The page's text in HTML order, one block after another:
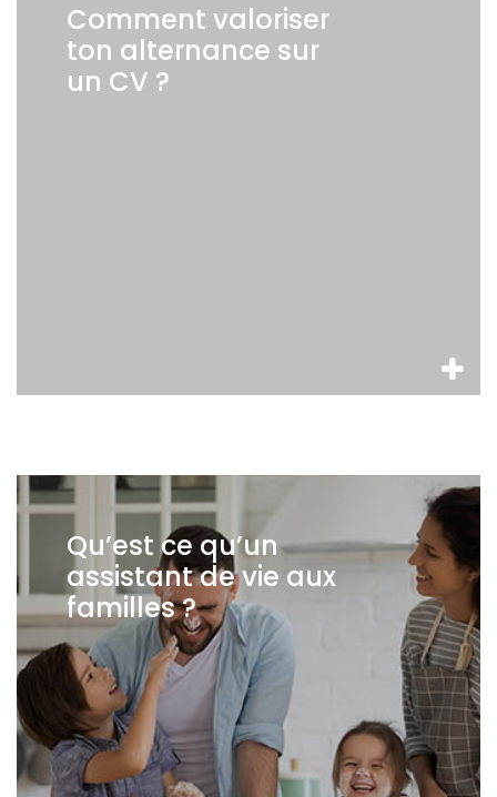
Comment valoriser
ton alternance sur
un CV ?
Qu’est ce qu’un
assistant de vie aux
familles ?